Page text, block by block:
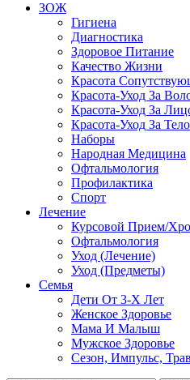
ЗОЖ
Гигиена
Диагностика
Здоровое Питание
Качество Жизни
Красота
Красота-Уход За
Красота-Уход За
Красота-Уход За
Наборы
Народная Медицина
Офтальмология
Профилактика
Спорт
Лечение
Курсовой Прием/
Офтальмология
Уход (Лечение)
Уход (Предметы)
Семья
Дети От 3-Х Лет
Женское Здоровье
Мама И Малыш
Мужское Здоровье
Сезон, Импульс,